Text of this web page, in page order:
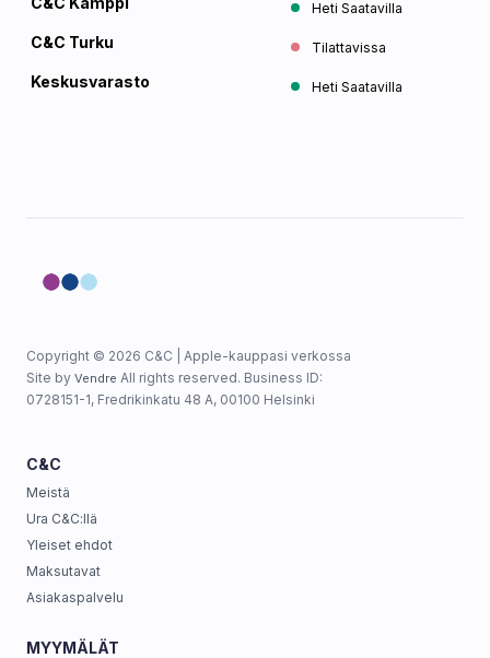
Heti Saatavilla
C&C Turku Tilattavissa
Keskusvarasto Heti Saatavilla
Copyright © 2026 C&C | Apple-kauppasi verkossa
Site by Vendre All rights reserved. Business ID:
0728151-1, Fredrikinkatu 48 A, 00100 Helsinki
C&C
Meistä
Ura C&C:llä
Yleiset ehdot
Maksutavat
Asiakaspalvelu
MYYMÄLÄT